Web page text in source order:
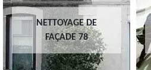
NETTOYAGE DE
FAÇADE 78